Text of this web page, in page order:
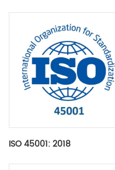
ISO 45001: 2018